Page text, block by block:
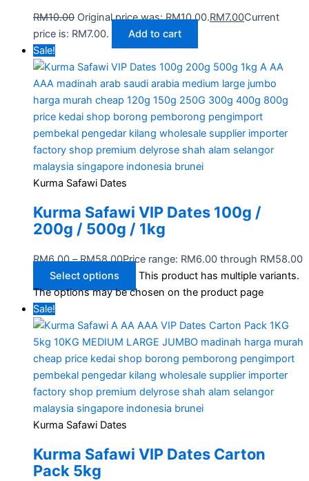
RM10.00 Original price was: RM10.00.RM7.00Current
price is: RM7.00.
Add to cart
Sale!
Kurma Safawi Dates
Kurma Safawi VIP Dates 100g /
200g / 500g / 1kg
RM6.00 – RM58.00Price range: RM6.00 through RM58.00
Select options
This product has multiple variants.
The options may be chosen on the product page
Sale!
Kurma Safawi Dates
Kurma Safawi VIP Dates Carton
Pack 5kg